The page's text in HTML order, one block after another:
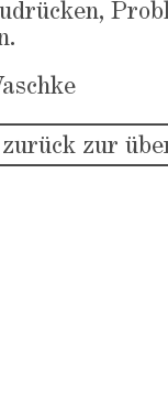
zurück zur